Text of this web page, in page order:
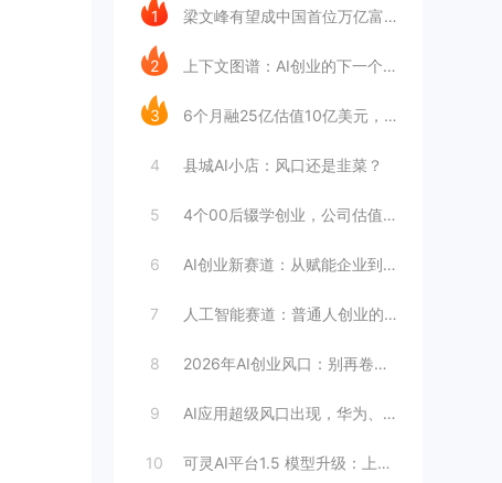
1 梁文峰有望成中国首位万亿富豪？AI理工男
2 上下文图谱：AI创业的下一个万亿赛道
3 6个月融25亿估值10亿美元，王长虎增长
4 县城AI小店：风口还是韭菜？
5 4个00后辍学创业，公司估值4099亿
6 AI创业新赛道：从赋能企业到赋能个人
7 人工智能赛道：普通人创业的合适选择
8 2026年AI创业风口：别再卷大模型
9 AI应用超级风口出现，华为、英伟达都入局
10 可灵AI平台1.5 模型升级：上线人脸模